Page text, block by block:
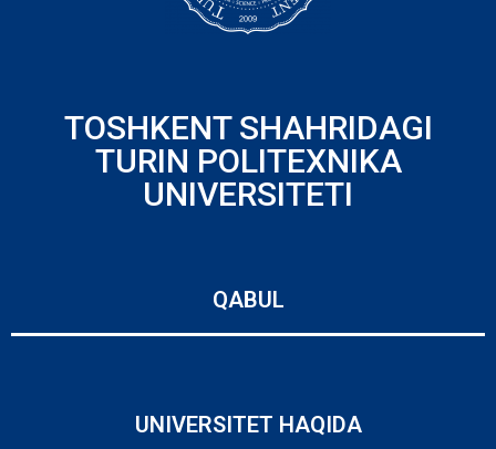
TOSHKENT SHAHRIDAGI
TURIN POLITEXNIKA
UNIVERSITETI
QABUL
UNIVERSITET HAQIDA